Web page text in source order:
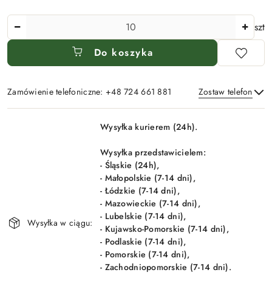
szt
Do koszyka
Zamówienie telefoniczne: +48 724 661 881 Zostaw telefon
Wyślij
Wysyłka w ciągu:
Wysyłka kurierem (24h).
Wysyłka przedstawicielem:
- Śląskie (24h),
- Małopolskie (7-14 dni),
- Łódzkie (7-14 dni),
- Mazowieckie (7-14 dni),
- Lubelskie (7-14 dni),
- Kujawsko-Pomorskie (7-14 dni),
- Podlaskie (7-14 dni),
- Pomorskie (7-14 dni),
- Zachodniopomorskie (7-14 dni).